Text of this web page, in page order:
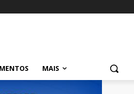
MAIS